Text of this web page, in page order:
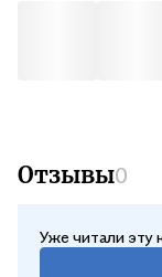
Отзывы0
Уже читали эту